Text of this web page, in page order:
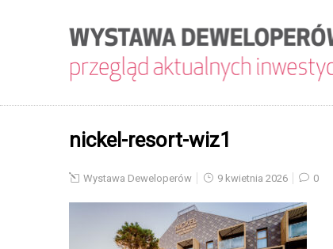
nickel-resort-wiz1
Wystawa Deweloperów 9 kwietnia 2026 0